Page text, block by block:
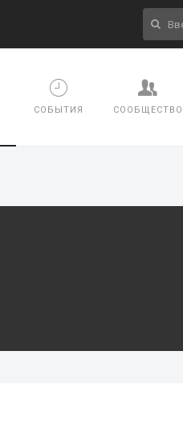
СОБЫТИЯ СООБЩЕСТВО